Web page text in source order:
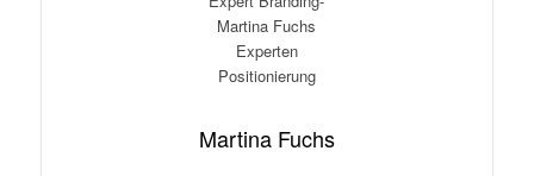
Martina Fuchs